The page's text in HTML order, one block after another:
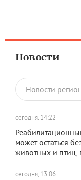
Новости
Новости
сегодня, 14:22
может остаться
животных и птиц,
сегодня, 13:06